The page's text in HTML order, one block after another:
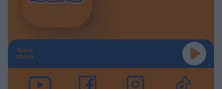
TERAZ
GRAMY